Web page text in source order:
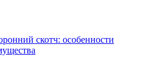
скотч: особенности